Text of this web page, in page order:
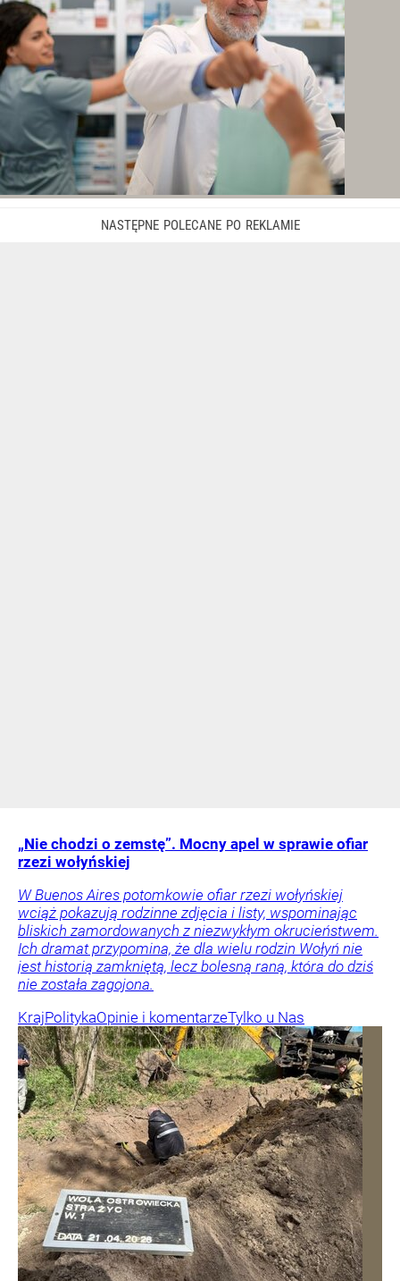
„Nie chodzi o zemstę”. Mocny apel w sprawie ofiar
rzezi wołyńskiej
W Buenos Aires potomkowie ofiar rzezi wołyńskiej
wciąż pokazują rodzinne zdjęcia i listy, wspominając
bliskich zamordowanych z niezwykłym okrucieństwem.
Ich dramat przypomina, że dla wielu rodzin Wołyń nie
jest historią zamkniętą, lecz bolesną raną, która do dziś
nie została zagojona.
KrajPolitykaOpinie i komentarzeTylko u Nas